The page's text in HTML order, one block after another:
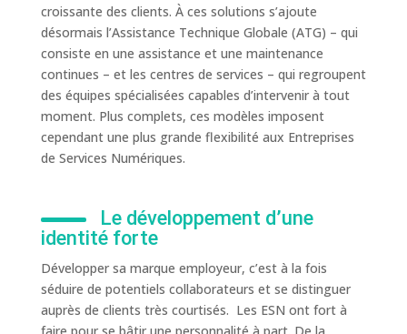
croissante des clients. À ces solutions s’ajoute
désormais l’Assistance Technique Globale (ATG) – qui
consiste en une assistance et une maintenance
continues – et les centres de services – qui regroupent
des équipes spécialisées capables d’intervenir à tout
moment. Plus complets, ces modèles imposent
cependant une plus grande flexibilité aux Entreprises
de Services Numériques.
Le développement d’une
identité forte
Développer sa marque employeur, c’est à la fois
séduire de potentiels collaborateurs et se distinguer
auprès de clients très courtisés. Les ESN ont fort à